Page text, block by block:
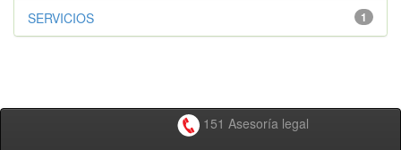
1
SERVICIOS
151 Asesoría legal